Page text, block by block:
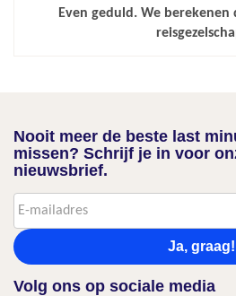
Even geduld. We
Nooit meer de beste last
missen? Schrijf je in voor
nieuwsbrief.
Ja, graag!
Volg ons op sociale media